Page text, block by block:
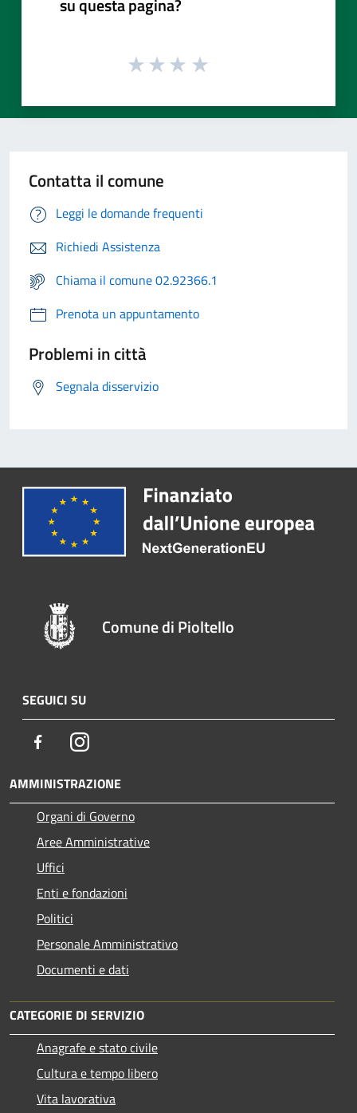
Contatta il comune
Leggi le domande frequenti
Richiedi Assistenza
Chiama il comune 02.92366.1
Prenota un appuntamento
Problemi in città
Segnala disservizio
Comune di Pioltello
SEGUICI SU
FacebookInstagram
AMMINISTRAZIONE
Organi di Governo
Aree Amministrative
Uffici
Enti e fondazioni
Politici
Personale Amministrativo
Documenti e dati
CATEGORIE DI SERVIZIO
Anagrafe e stato civile
Cultura e tempo libero
Vita lavorativa